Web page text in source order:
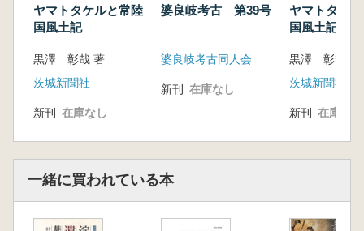
ヤマトタケルと常陸
国風土記
黒澤 彰哉 著
茨城新聞社
新刊 在庫なし
婆良岐考古 第39号
婆良岐考古同人会
新刊 在庫なし
ヤマトタケ
国風土記
黒澤 彰哉 著
茨城新聞社
新刊 在庫なし
一緒に買われている本